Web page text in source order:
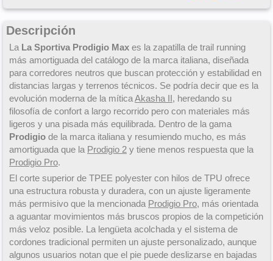
Descripción
La La Sportiva Prodigio Max es la zapatilla de trail running
más amortiguada del catálogo de la marca italiana, diseñada
para corredores neutros que buscan protección y estabilidad en
distancias largas y terrenos técnicos. Se podría decir que es la
evolución moderna de la míticaAkasha II, heredando su
filosofía de confort a largo recorrido pero con materiales más
ligeros y una pisada más equilibrada. Dentro de la gama
Prodigio de la marca italiana y resumiendo mucho, es más
amortiguada que la Prodigio 2 y tiene menos respuesta que la
Prodigio Pro.
El corte superior de TPEE polyester con hilos de TPU ofrece
una estructura robusta y duradera, con un ajuste ligeramente
más permisivo que la mencionada Prodigio Pro, más orientada
a aguantar movimientos más bruscos propios de la competición
más veloz posible. La lengüeta acolchada y el sistema de
cordones tradicional permiten un ajuste personalizado, aunque
algunos usuarios notan que el pie puede deslizarse en bajadas